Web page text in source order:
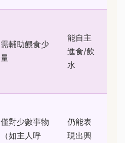
需輔助餵食少
量
能自主
進食/飲
水
僅對少數事物
（如主人呼
仍能表
現出興